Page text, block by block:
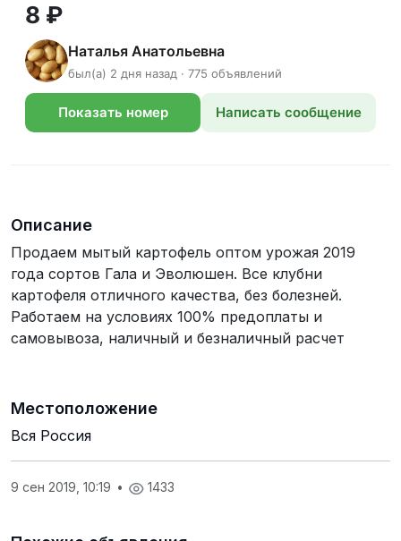
8 ₽
Наталья Анатольевна
был(а) 2 дня назад · 775 объявлений
Показать номер Написать сообщение
Описание
Продаем мытый картофель оптом урожая 2019
года сортов Гала и Эволюшен. Все клубни
картофеля отличного качества, без болезней.
Работаем на условиях 100% предоплаты и
самовывоза, наличный и безналичный расчет
Местоположение
Вся Россия
9 сен 2019, 10:19 • 1433